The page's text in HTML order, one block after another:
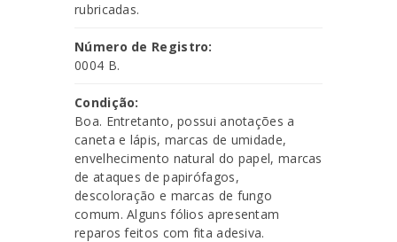
rubricadas.
Número de Registro:
0004 B.
Condição:
Boa. Entretanto, possui anotações a
caneta e lápis, marcas de umidade,
envelhecimento natural do papel, marcas
de ataques de papirófagos,
descoloração e marcas de fungo
comum. Alguns fólios apresentam
reparos feitos com fita adesiva.